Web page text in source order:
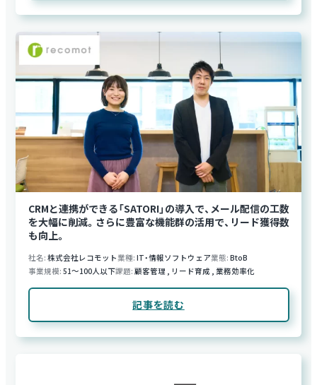
CRMと連携ができる「SATORI」の導入で、メール配信の工数
を大幅に削減。さらに豊富な機能群の活用で、リード獲得数
も向上。
社名 株式会社レコモット業種 IT・情報ソフトウェア業態 BtoB
事業規模 51～100人以下課題 顧客管理 リード育成 業務効率化
記事を読む